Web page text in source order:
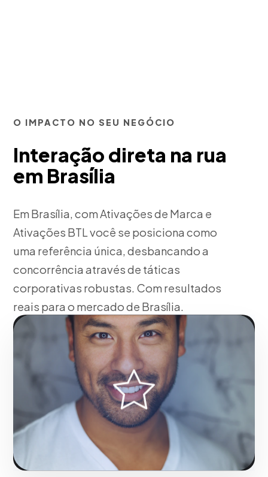
O IMPACTO NO SEU NEGÓCIO
Interação direta na rua
em Brasília
Em Brasília, com Ativações de Marca e
Ativações BTL você se posiciona como
uma referência única, desbancando a
concorrência através de táticas
corporativas robustas. Com resultados
reais para o mercado de Brasília.
Em Brasília, pesquisa de mercado e
levantamento de requisitos. Tudo isso voltado para
o crescimento da sua empresa em Brasília.
Solicitar serviço